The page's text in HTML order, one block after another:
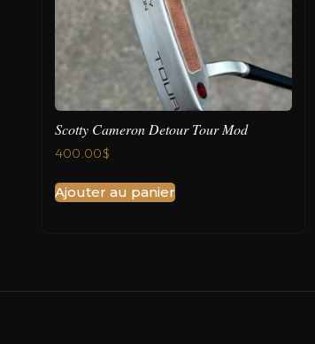
Scotty Cameron Detour Tour Mod
400.00$
Ajouter au panier